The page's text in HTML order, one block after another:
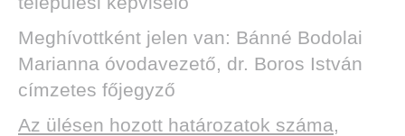
Meghívottként jelen van: Bánné Bodolai
Marianna óvodavezető, dr. Boros István
címzetes főjegyző
Az ülésen hozott határozatok száma,